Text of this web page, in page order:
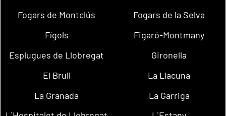
Fogars de Montclús
Fogars de la Selva
Fígols
Figaró-Montmany
Esplugues de Llobregat
Gironella
El Brull
La Llacuna
La Granada
La Garriga